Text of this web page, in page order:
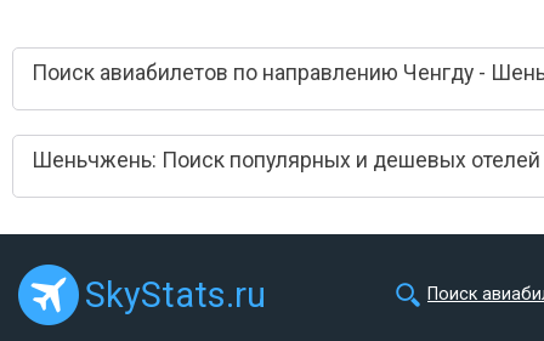
Поиск авиабилетов по направлению Ченгду -
Шеньчжень: Поиск популярных и дешевых отелей
SkyStats.ru Поиск